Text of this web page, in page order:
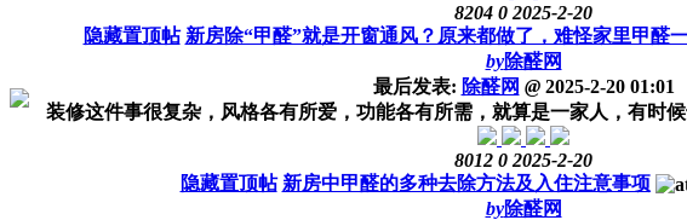
8204 0 2025-2-20
隐藏置顶帖 新房除“甲醛”就是开窗通风？原来都做了，难怪家里甲醛
by除醛网
最后发表: 除醛网 @2025-2-20 01:01
装修这件事很复杂，风格各有所爱，功能各有所需，就算是一家人，有时
8012 0 2025-2-20
隐藏置顶帖 新房中甲醛的多种去除方法及入住注意事项
by除醛网